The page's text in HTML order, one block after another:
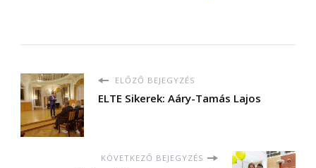
ELŐZŐ BEJEGYZÉS
ELTE Sikerek: Aáry-Tamás Lajos
KÖVETKEZŐ BEJEGYZÉS